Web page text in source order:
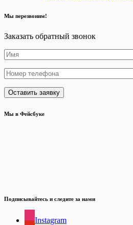
Мы перезвоним!
Заказать обратный звонок
Мы в Фейсбуке
Подписывайтесь и следите за нами
Instagram